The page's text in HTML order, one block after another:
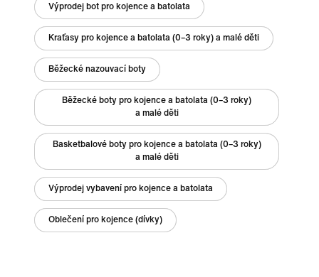
Výprodej bot pro kojence a batolata
Kraťasy pro kojence a batolata (0–3 roky) a malé děti
Běžecké nazouvací boty
Běžecké boty pro kojence a batolata (0–3 roky)
a malé děti
Basketbalové boty pro kojence a batolata (0–3 roky)
a malé děti
Výprodej vybavení pro kojence a batolata
Oblečení pro kojence (dívky)